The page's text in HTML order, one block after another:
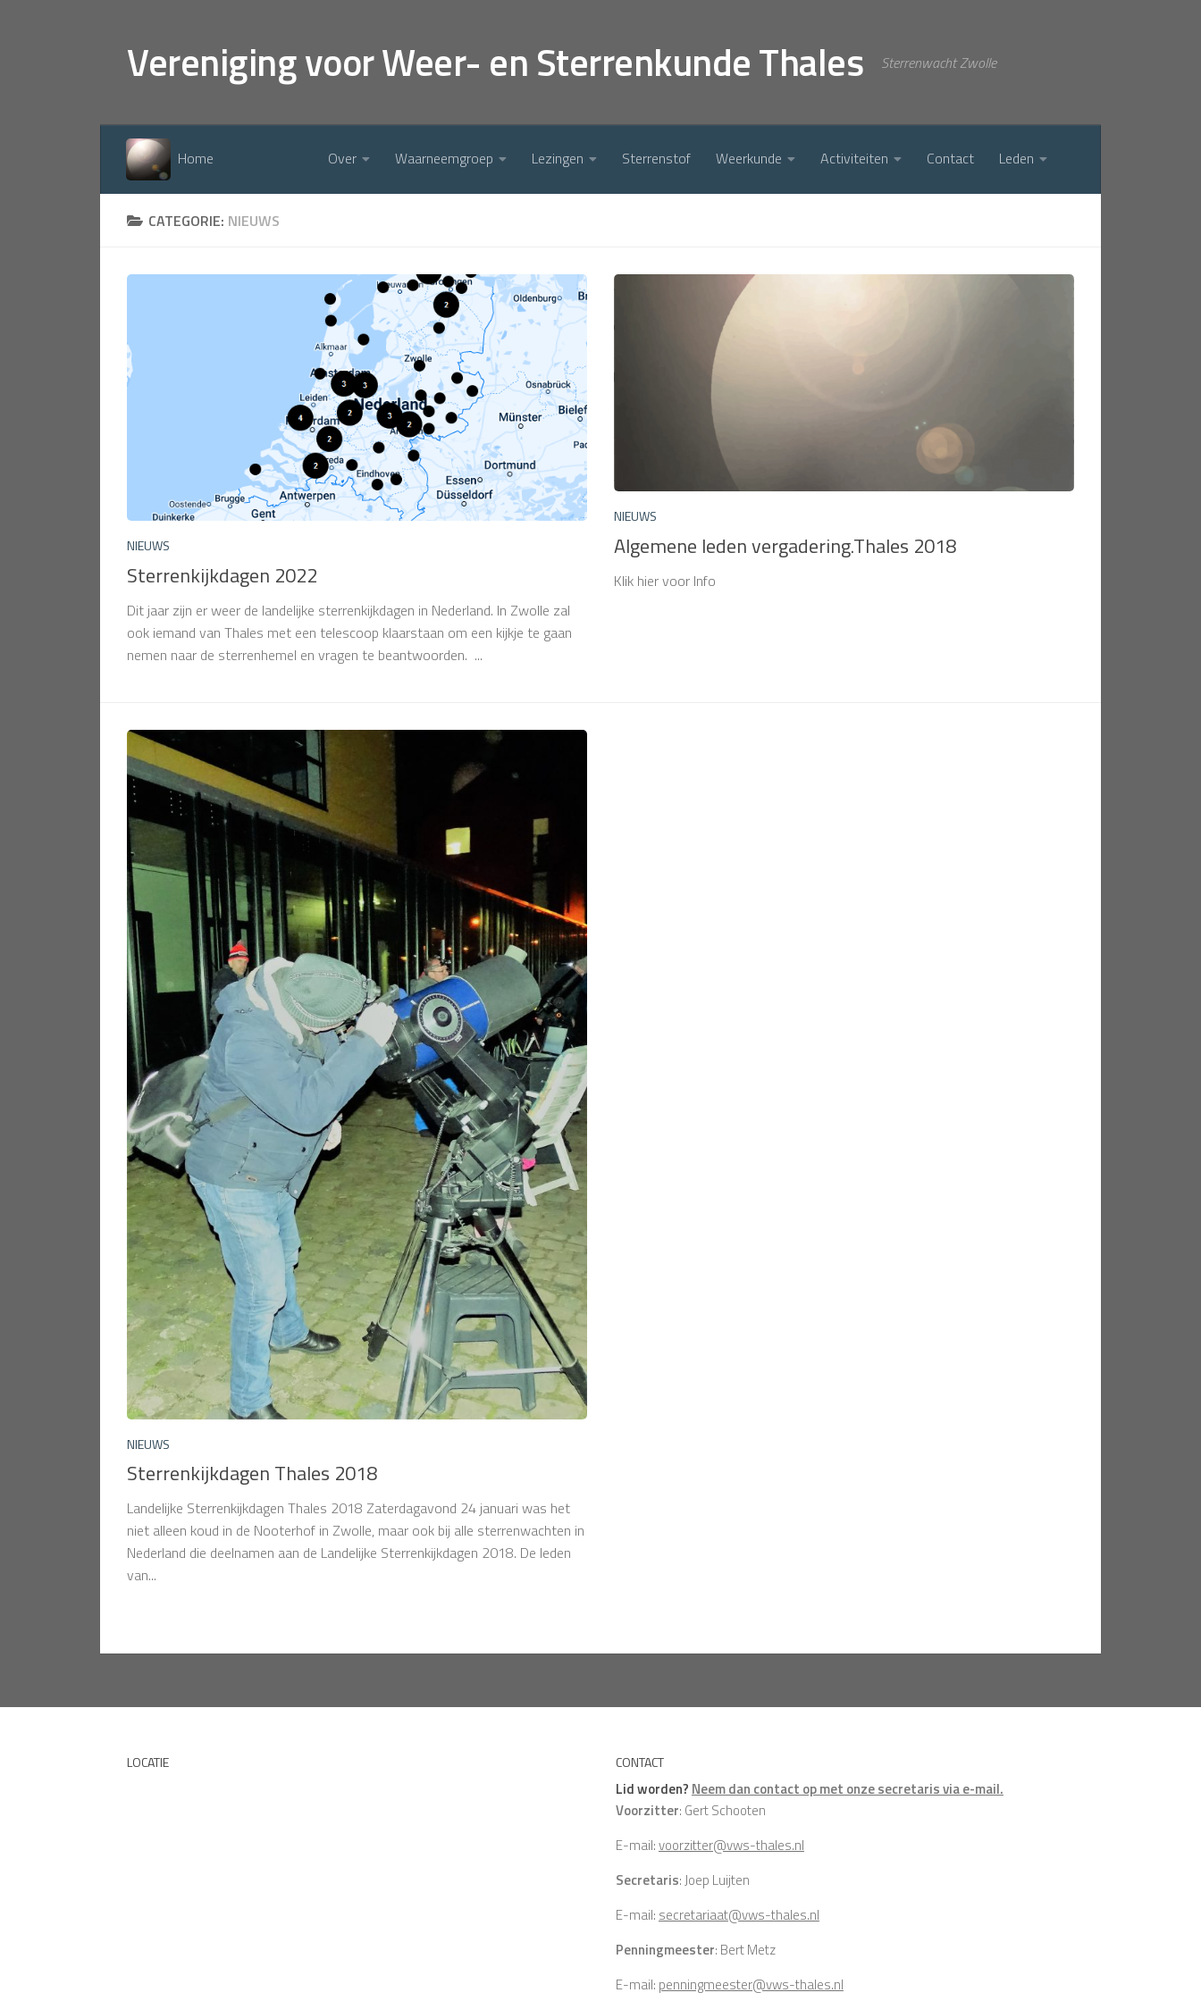
Vereniging voor Weer- en Sterrenkunde Thales Sterrenwacht Zwolle
Home Over Waarneemgroep Lezingen Sterrenstof Weerkunde Activiteiten Contact Leden
CATEGORIE: NIEUWS
NIEUWS
Sterrenkijkdagen 2022
Dit jaar zijn er weer de landelijke sterrenkijkdagen in Nederland. In Zwolle zal
ook iemand van Thales met een telescoop klaarstaan om een kijkje te gaan
nemen naar de sterrenhemel en vragen te beantwoorden. ...
NIEUWS
Algemene leden vergadering.Thales 2018
Klik hier voor Info
NIEUWS
Sterrenkijkdagen Thales 2018
Landelijke Sterrenkijkdagen Thales 2018 Zaterdagavond 24 januari was het
niet alleen koud in de Nooterhof in Zwolle, maar ook bij alle sterrenwachten in
Nederland die deelnamen aan de Landelijke Sterrenkijkdagen 2018. De leden
van...
LOCATIE CONTACT
Lid worden? Neem dan contact op met onze secretaris via e-mail.
Voorzitter: Gert Schooten
E-mail:voorzitter@vws-thales.nl
Secretaris: Joep Luijten
E-mail: secretariaat@vws-thales.nl
Penningmeester: Bert Metz
E-mail: penningmeester@vws-thales.nl